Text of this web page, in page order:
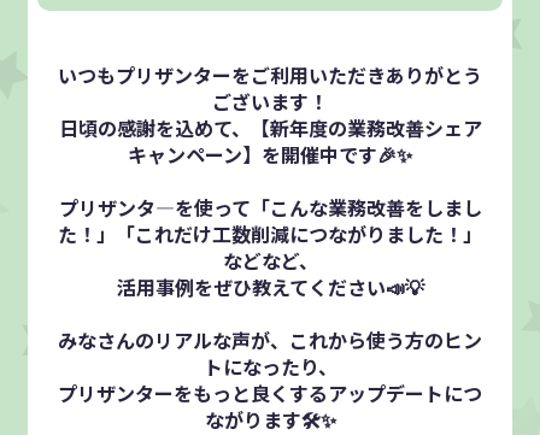
いつもプリザンターをご利用いただきありがとう
ございます！
日頃の感謝を込めて、【新年度の業務改善シェア
キャンペーン】を開催中です🎉✨
プリザンタ―を使って「こんな業務改善をしまし
た！」「これだけ工数削減につながりました！」
などなど、
活用事例をぜひ教えてください📣💡
みなさんのリアルな声が、これから使う方のヒン
トになったり、
プリザンターをもっと良くするアップデートにつ
ながります🛠️✨